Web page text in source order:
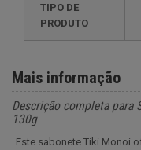
TIPO DE
PRODUTO
Mais informação
Descrição completa para
130g
Este sabonete Tiki Monoi